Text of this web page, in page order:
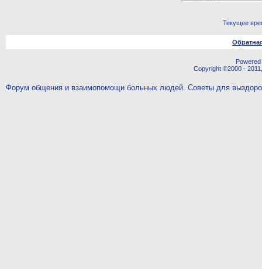
Текущее
Copyright ©2000 -
Форум общения и взаимопомощи больных людей. Советы для